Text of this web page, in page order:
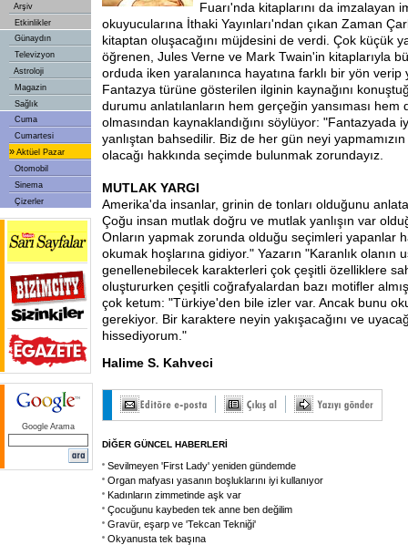
Arşiv
Etkinlikler
Günaydın
Televizyon
Astroloji
Magazin
Sağlık
Cuma
Cumartesi
» Aktüel Pazar
Otomobil
Sinema
Çizerler
Google Arama
Fuarı'nda kitaplarını da imzalayan
okuyucularına İthaki Yayınları'ndan çıkan Zaman
kitaptan oluşacağını müjdesini de verdi. Çok küçük
öğrenen, Jules Verne ve Mark Twain'in kitaplarıyla
orduda iken yaralanınca hayatına farklı bir yön verip
Fantazya türüne gösterilen ilginin kaynağını
durumu anlatılanların hem gerçeğin yansıması hem
olmasından kaynaklandığını söylüyor: "Fantazyada
yanlıştan bahsedilir. Biz de her gün neyi
olacağı hakkında seçimde bulunmak zorundayız.
MUTLAK YARGI
Amerika'da insanlar, grinin de tonları olduğunu
Çoğu insan mutlak doğru ve mutlak yanlışın var
Onların yapmak zorunda olduğu seçimleri yapanlar
okumak hoşlarına gidiyor." Yazarın "Karanlık olanın
genellenebilecek karakterleri çok çeşitli özelliklere
oluştururken çeşitli coğrafyalardan bazı motifler
çok ketum: "Türkiye'den bile izler var. Ancak bunu
gerekiyor. Bir karaktere neyin yakışacağını ve
hissediyorum."
Halime S. Kahveci
DİĞER GÜNCEL HABERLERİ
Sevilmeyen 'First Lady' yeniden gündemde
Organ mafyası yasanın boşluklarını iyi kullanıyor
Kadınların zimmetinde aşk var
Çocuğunu kaybeden tek anne ben değilim
Gravür, eşarp ve 'Tekcan Tekniği'
Okyanusta tek başına